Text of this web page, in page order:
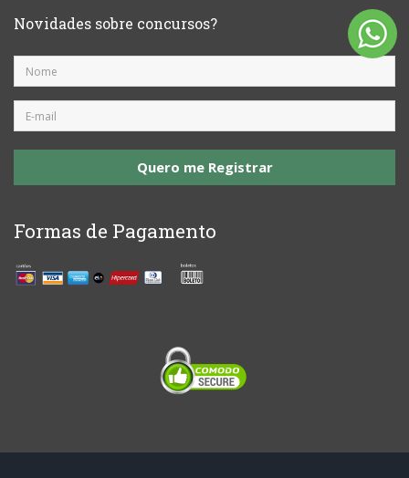
Novidades sobre concursos?
Quero me Registrar
Formas de Pagamento